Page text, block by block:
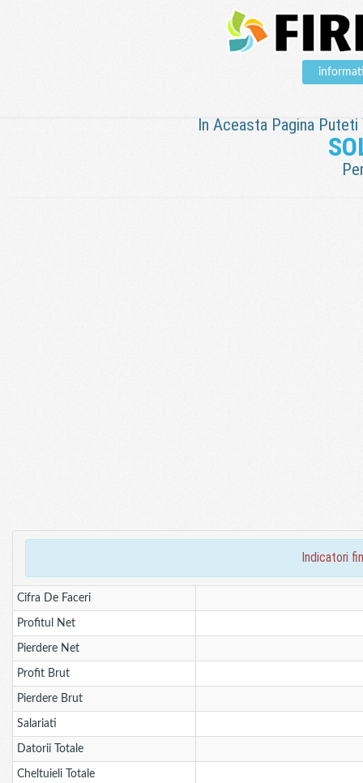
In Aceasta Pagina
indicatori
Cifra De Faceri
Profitul Net
Pierdere Net
Profit Brut
Pierdere Brut
Salariati
Datorii Totale
Cheltuieli Totale